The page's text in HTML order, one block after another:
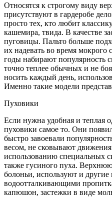
Относятся к строгому виду
присутствуют в гардеробе
просто тех, кто любит
кашемира, твида. В качестве
пуговицы. Пальто больше
их надевать во время
годы набирают популярность
точно теплее обычных и не
носить каждый день,
Именно такие модели
Пуховики
Если нужна удобная и теплая
пуховики самое то. Они
быстро завоевали
весом, не сковывают
использованию специальных
также гусиного пуха.
болоньи, используют и другие
водоотталкивающими
капюшон, застежки в виде